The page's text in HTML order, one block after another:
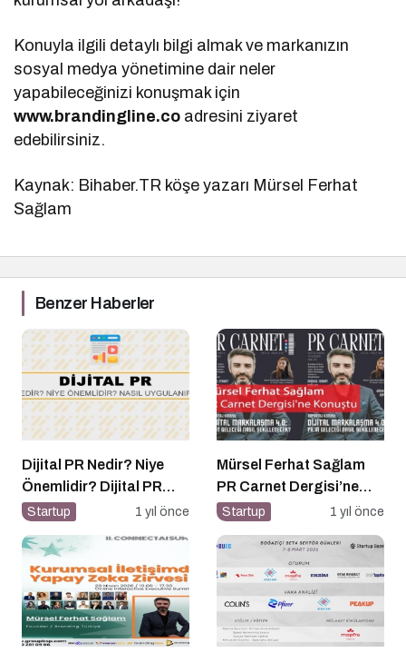
Konuyla ilgili detaylı bilgi almak ve markanızın
sosyal medya yönetimine dair neler
yapabileceğinizi konuşmak için
www.brandingline.co adresini ziyaret
edebilirsiniz.
Kaynak: Bihaber.TR köşe yazarı Mürsel Ferhat
Sağlam
Benzer Haberler
Dijital PR Nedir? Niye
Önemlidir? Dijital PR
Nasıl Uygulanır?
Startup 1 yıl önce
Mürsel Ferhat Sağlam
PR Carnet Dergisi’ne
Konuştu
Startup 1 yıl önce